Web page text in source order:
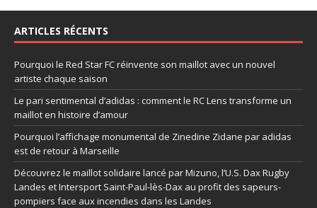
ARTICLES RÉCENTS
Pourquoi le Red Star FC réinvente son maillot avec un nouvel
artiste chaque saison
Le pari sentimental d’adidas : comment le RC Lens transforme un
maillot en histoire d’amour
Pourquoi l’affichage monumental de Zinedine Zidane par adidas
est de retour à Marseille
Découvrez le maillot solidaire lancé par Mizuno, l’U.S. Dax Rugby
Landes et Intersport Saint-Paul-lès-Dax au profit des sapeurs-
pompiers face aux incendies dans les Landes